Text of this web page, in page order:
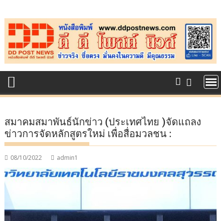
to
content
สมาคมสมาพันธ์นักข่าว (ประเทศไทย )จัดแถลง
ข่าวการจัดหลักสูตรใหม่ เพื่อสื่อมวลชน :
08/10/2022 admin1